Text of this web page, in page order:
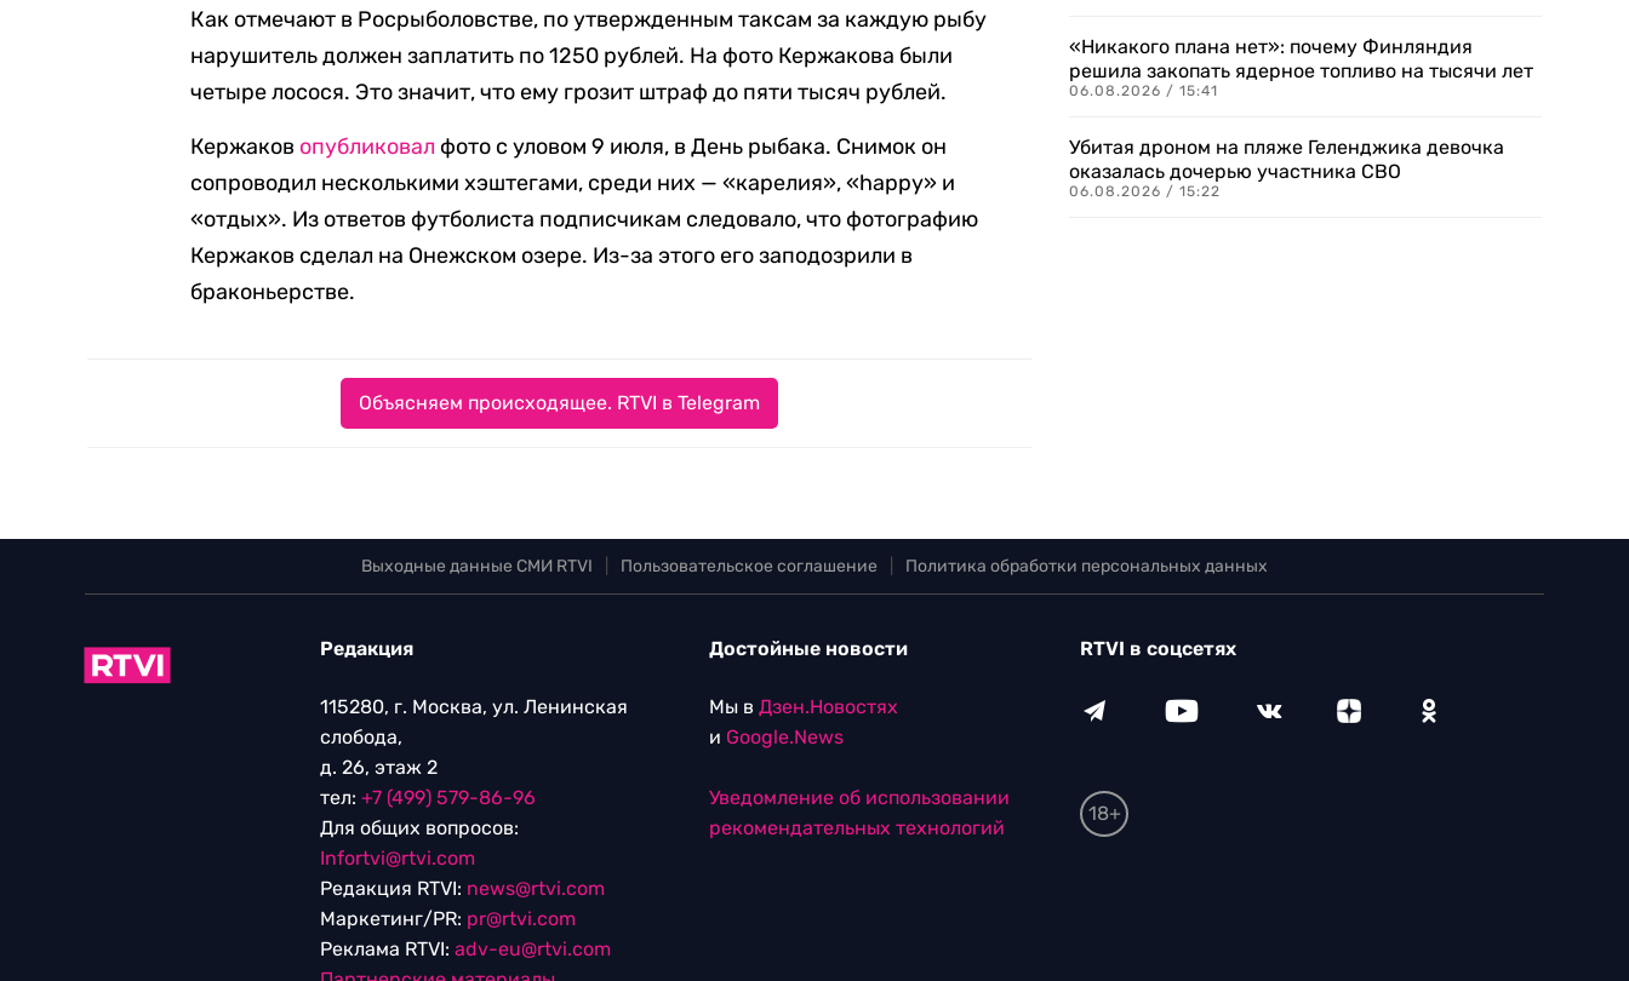
Как отмечают в Росрыболовстве, по утвержденным таксам за каждую рыбу
нарушитель должен заплатить по 1250 рублей. На фото Кержакова были
четыре лосося. Это значит, что ему грозит штраф до пяти тысяч рублей.
Кержаков опубликовал фото с уловом 9 июля, в День рыбака. Снимок он
сопроводил несколькими хэштегами, среди них — «карелия», «happy» и
«отдых». Из ответов футболиста подписчикам следовало, что фотографию
Кержаков сделал на Онежском озере. Из-за этого его заподозрили в
браконьерстве.
Объясняем происходящее. RTVI в Telegram
«Никакого плана нет»: почему Финляндия
решила закопать ядерное топливо на тысячи лет
06.08.2026 / 15:41
Убитая дроном на пляже Геленджика девочка
оказалась дочерью участника СВО
06.08.2026 / 15:22
Выходные данные СМИ RTVI Пользовательское соглашение Политика обработки персональных данных
Редакция
115280, г. Москва, ул. Ленинская
слобода,
д. 26, этаж 2
тел: +7 (499) 579-86-96
Для общих вопросов:
Infortvi@rtvi.com
Редакция RTVI: news@rtvi.com
Маркетинг/PR: pr@rtvi.com
Реклама RTVI: adv-eu@rtvi.com
Достойные новости
Мы в Дзен.Новостях
и Google.News
Уведомление об использовании
рекомендательных технологий
RTVI в соцсетях
18+